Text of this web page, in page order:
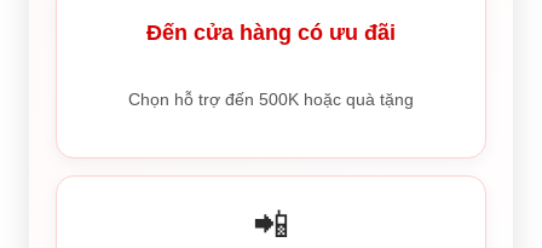
Đến cửa hàng có ưu đãi
Chọn hỗ trợ đến 500K hoặc quà tặng
📲